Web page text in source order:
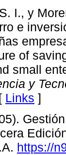
I., y
e
of
small
y
Links ]
https://